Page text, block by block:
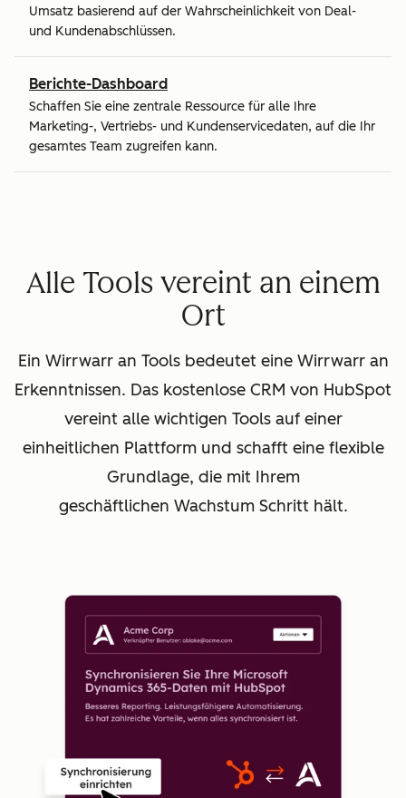
Umsatz basierend auf der Wahrscheinlichkeit von Deal-
und Kundenabschlüssen.
Berichte-Dashboard
Schaffen Sie eine zentrale Ressource für alle Ihre
Marketing-, Vertriebs- und Kundenservicedaten, auf die Ihr
gesamtes Team zugreifen kann.
Alle Tools vereint an einem
Ort
Ein Wirrwarr an Tools bedeutet eine Wirrwarr an
Erkenntnissen. Das kostenlose CRM von HubSpot
vereint alle wichtigen Tools auf einer
einheitlichen Plattform und schafft eine flexible
Grundlage, die mit Ihrem
geschäftlichen Wachstum Schritt hält.